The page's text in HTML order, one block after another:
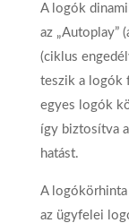
A logók
az „Autoplay”
(ciklus
teszik a logók
egyes logók
így biztosítva
hatást.
A logókörhinta
az ügyfelei